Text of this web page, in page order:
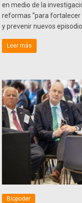
en medio de la
reformas “para
y prevenir nuevos
Leer más
Biopoder